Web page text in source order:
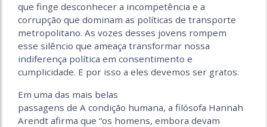
que finge desconhecer a incompetência e a
corrupção que dominam as políticas de transporte
metropolitano. As vozes desses jovens rompem
esse silêncio que ameaça transformar nossa
indiferença política em consentimento e
cumplicidade. E por isso a eles devemos ser gratos.
Em uma das mais belas
passagens de A condição humana, a filósofa Hannah
Arendt afirma que “os homens, embora devam